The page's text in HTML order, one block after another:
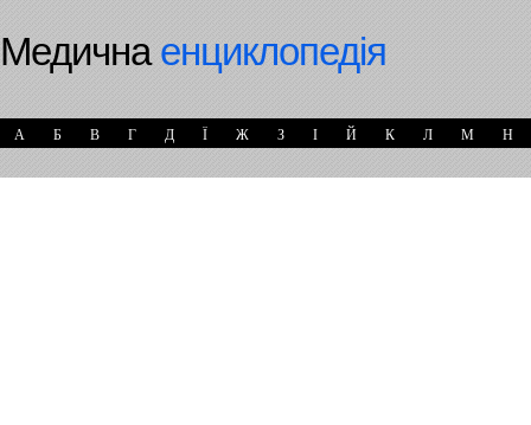
Медичнаенциклопедія
А Б В Г Д Ї Ж З І Й К Л М Н